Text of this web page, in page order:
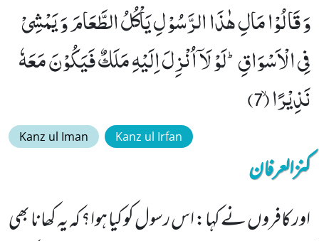
وَ قَالُوْا مَالِ هٰذَا الرَّسُوْلِ یَاْكُلُ الطَّعَامَ وَ یَمْشِیْ
فِی الْاَسْوَاقِؕ-لَوْ لَاۤ اُنْزِلَ اِلَیْهِ مَلَكٌ فَیَكُوْنَ مَعَهٗ
نَذِیْرًاۙ (7)
Kanz ul Iman Kanz ul Irfan
کنزالعرفان
اور کافروں نے کہا: اس رسول کو کیا ہوا؟ کہ یہ کھانا بھی